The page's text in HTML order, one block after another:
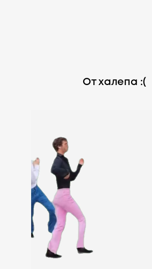
От халепа :(